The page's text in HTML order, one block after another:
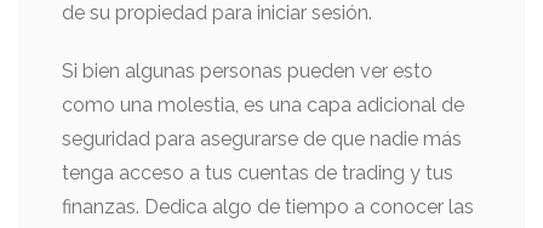
de su propiedad para iniciar sesión.
Si bien algunas personas pueden ver esto
como una molestia, es una capa adicional de
seguridad para asegurarse de que nadie más
tenga acceso a tus cuentas de trading y tus
finanzas. Dedica algo de tiempo a conocer las